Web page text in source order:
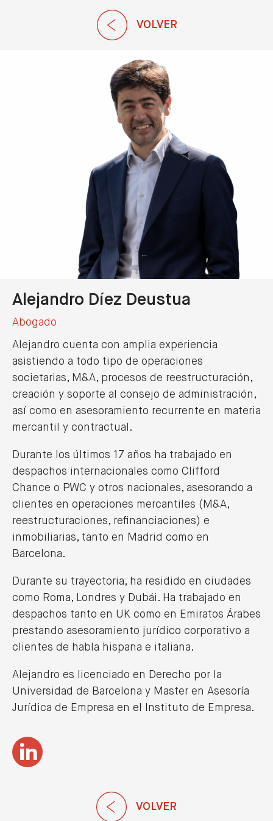
VOLVER
Alejandro Díez Deustua
Abogado
Alejandro cuenta con amplia experiencia
asistiendo a todo tipo de operaciones
societarias, M&A, procesos de reestructuración,
creación y soporte al consejo de administración,
así como en asesoramiento recurrente en materia
mercantil y contractual.
Durante los últimos 17 años ha trabajado en
despachos internacionales como Clifford
Chance o PWC y otros nacionales, asesorando a
clientes en operaciones mercantiles (M&A,
reestructuraciones, refinanciaciones) e
inmobiliarias, tanto en Madrid como en
Barcelona.
Durante su trayectoria, ha residido en ciudades
como Roma, Londres y Dubái. Ha trabajado en
despachos tanto en UK como en Emiratos Árabes
prestando asesoramiento jurídico corporativo a
clientes de habla hispana e italiana.
Alejandro es licenciado en Derecho por la
Universidad de Barcelona y Master en Asesoría
Jurídica de Empresa en el Instituto de Empresa.
VOLVER